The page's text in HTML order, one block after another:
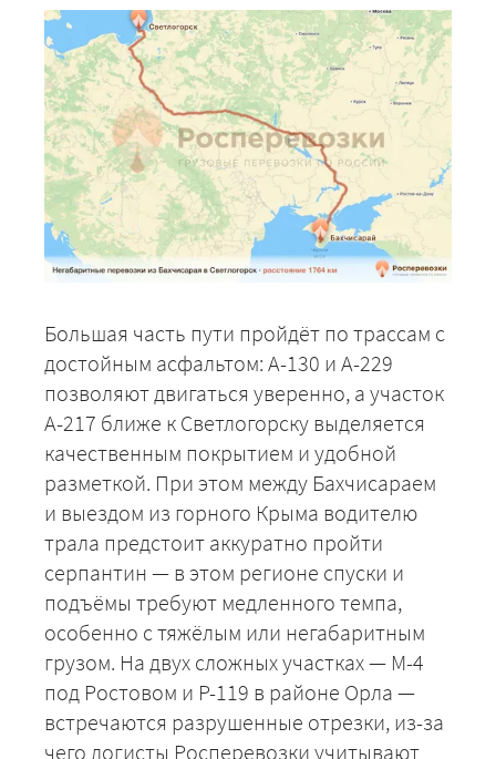
Большая часть пути пройдёт по трассам с
достойным асфальтом: А-130 и А-229
позволяют двигаться уверенно, а участок
А-217 ближе к Светлогорску выделяется
качественным покрытием и удобной
разметкой. При этом между Бахчисараем
и выездом из горного Крыма водителю
трала предстоит аккуратно пройти
серпантин — в этом регионе спуски и
подъёмы требуют медленного темпа,
особенно с тяжёлым или негабаритным
грузом. На двух сложных участках — М-4
под Ростовом и Р-119 в районе Орла —
встречаются разрушенные отрезки, из-за
чего логисты Росперевозки учитывают